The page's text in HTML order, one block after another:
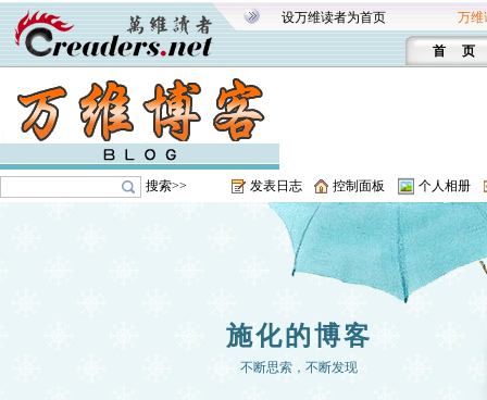
设万维读者为首页 万维
首 页
搜索>> 发表日志 控制面板 个人相册
施化的博客
不断思索，不断发现